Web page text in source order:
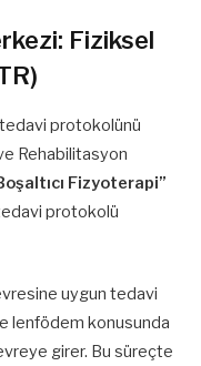
Fiziksel
tedavi protokolünü
Rehabilitasyon
Fizyoterapi”
tedavi protokolü
uygun tedavi
lenfödem konusunda
girer. Bu süreçte